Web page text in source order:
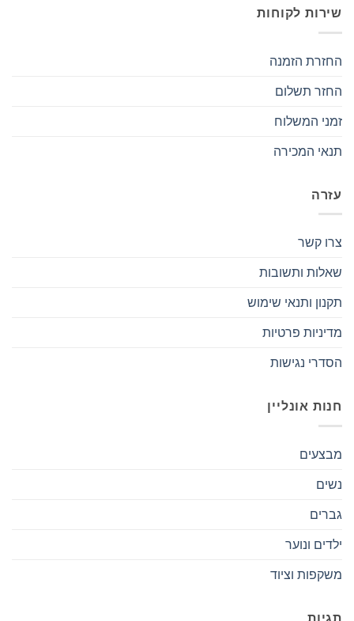
שירות לקוחות
החזרת הזמנה
החזר תשלום
זמני המשלוח
תנאי המכירה
עזרה
צרו קשר
שאלות ותשובות
תקנון ותנאי שימוש
מדיניות פרטיות
הסדרי נגישות
חנות אונליין
מבצעים
נשים
גברים
ילדים ונוער
משקפות וציוד
תגיות